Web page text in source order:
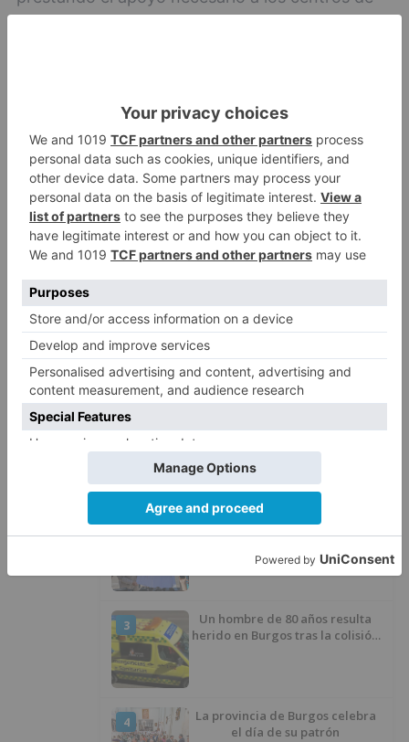
desempeñen la función de centros de referencia
y apoyo para los ordinarios. "Por lo tanto, en
ningún caso se puede deducir que pretende
eliminar la mayoría de los centros
arbitrariamente y antes del 2030", concluye.
Educación
abiertos
centros imparten especial
LO + VISTO
1
había caído de la bicicleta
2
Villatoro da el primer paso para
dejar atrás su aislamiento con el
inicio de la senda peatonal y
3
Un hombre de 80 años resulta
herido en Burgos tras la colisión
4
La provincia de Burgos celebra
el día de su patrón